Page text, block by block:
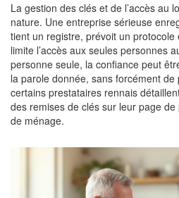
La gestion des clés et de l’accès au
nature. Une entreprise sérieuse
tient un registre, prévoit un
limite l’accès aux seules personnes
personne seule, la confiance peut
la parole donnée, sans forcément
certains prestataires rennais
des remises de clés sur leur page
de ménage.